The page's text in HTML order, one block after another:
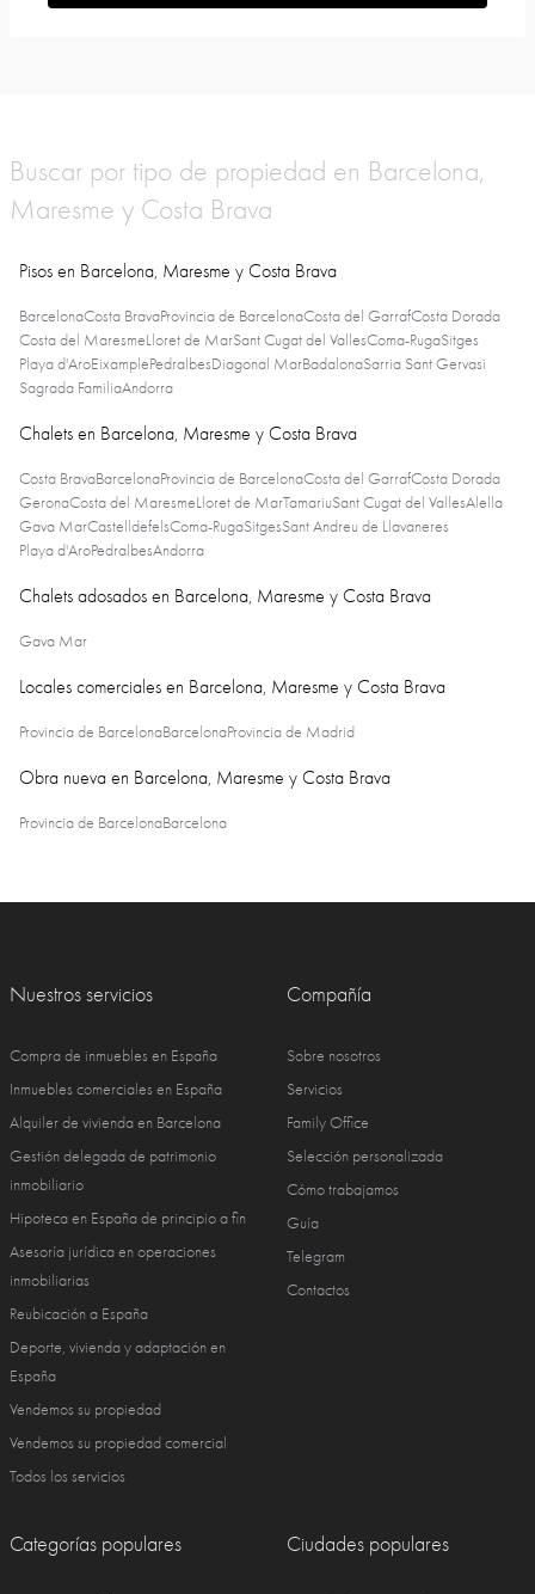
Buscar por tipo de propiedad en Barcelona,
Maresme y Costa Brava
Pisos en Barcelona, Maresme y Costa Brava
BarcelonaCosta BravaProvincia de BarcelonaCosta del GarrafCosta Dorada
Costa del MaresmeLloret de MarSant Cugat del VallesComa-RugaSitges
Playa d'AroEixamplePedralbesDiagonal MarBadalonaSarria Sant Gervasi
Sagrada FamiliaAndorra
Chalets en Barcelona, Maresme y Costa Brava
Costa BravaBarcelonaProvincia de BarcelonaCosta del GarrafCosta Dorada
GeronaCosta del MaresmeLloret de MarTamariuSant Cugat del VallesAlella
Gava MarCastelldefelsComa-RugaSitgesSant Andreu de Llavaneres
Playa d'AroPedralbesAndorra
Chalets adosados en Barcelona, Maresme y Costa Brava
Gava Mar
Locales comerciales en Barcelona, Maresme y Costa Brava
Provincia de BarcelonaBarcelonaProvincia de Madrid
Obra nueva en Barcelona, Maresme y Costa Brava
Provincia de BarcelonaBarcelona
Nuestros servicios
Compra de inmuebles en España
Inmuebles comerciales en España
Alquiler de vivienda en Barcelona
Gestión delegada de patrimonio
inmobiliario
Hipoteca en España de principio a fin
Asesoría jurídica en operaciones
inmobiliarias
Reubicación a España
Deporte, vivienda y adaptación en
España
Vendemos su propiedad
Vendemos su propiedad comercial
Todos los servicios
Compañía
Sobre nosotros
Servicios
Family Office
Selección personalizada
Cómo trabajamos
Guía
Telegram
Contactos
Categorías populares Ciudades populares